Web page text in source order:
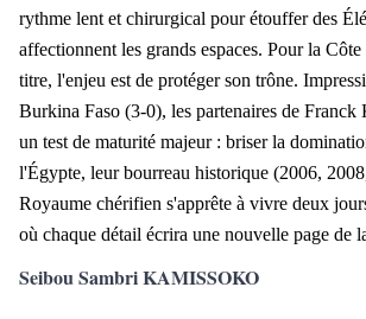
rythme lent et chirurgical pour étouffer des
affectionnent les grands espaces. Pour la
titre, l'enjeu est de protéger son trône.
Burkina Faso (3-0), les partenaires de Franck
un test de maturité majeur : briser la
l'Égypte, leur bourreau historique (2006,
Royaume chérifien s'apprête à vivre deux
où chaque détail écrira une nouvelle page de
Seibou Sambri KAMISSOKO